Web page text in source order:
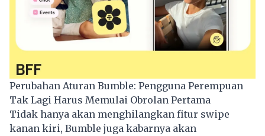
Perubahan Aturan Bumble: Pengguna Perempuan
Tak Lagi Harus Memulai Obrolan Pertama
Tidak hanya akan menghilangkan fitur swipe
kanan kiri, Bumble juga kabarnya akan